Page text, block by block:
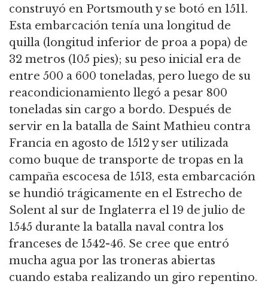
construyó en Portsmouth y se botó en 1511.
Esta embarcación tenía una longitud de
quilla (longitud inferior de proa a popa) de
32 metros (105 pies); su peso inicial era de
entre 500 a 600 toneladas, pero luego de su
reacondicionamiento llegó a pesar 800
toneladas sin cargo a bordo. Después de
servir en la batalla de Saint Mathieu contra
Francia en agosto de 1512 y ser utilizada
como buque de transporte de tropas en la
campaña escocesa de 1513, esta embarcación
se hundió trágicamente en el Estrecho de
Solent al sur de Inglaterra el 19 de julio de
1545 durante la batalla naval contra los
franceses de 1542-46. Se cree que entró
mucha agua por las troneras abiertas
cuando estaba realizando un giro repentino.